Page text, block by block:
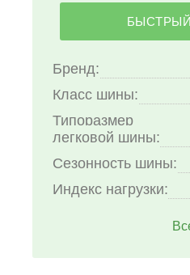
Бренд:
Класс шины:
Типоразмер
легковой шины:
Сезонность шины:
Индекс нагрузки: